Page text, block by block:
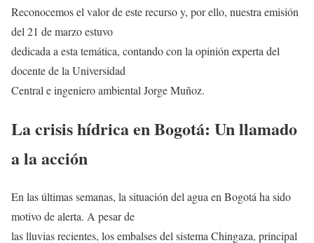
Reconocemos el valor de este recurso y, por ello, nuestra emisión
del 21 de marzo estuvo
dedicada a esta temática, contando con la opinión experta del
docente de la Universidad
Central e ingeniero ambiental Jorge Muñoz.
La crisis hídrica en Bogotá: Un llamado
a la acción
En las últimas semanas, la situación del agua en Bogotá ha sido
motivo de alerta. A pesar de
las lluvias recientes, los embalses del sistema Chingaza, principal